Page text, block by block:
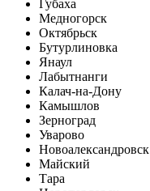
Губаха
Медногорск
Октябрьск
Бутурлиновка
Янаул
Лабытнанги
Калач-на-Дону
Камышлов
Зерноград
Уварово
Новоалександровск
Майский
Тара